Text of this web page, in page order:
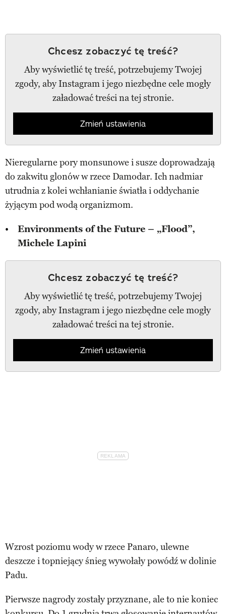
Chcesz zobaczyć tę treść?
Aby wyświetlić tę treść, potrzebujemy Twojej
zgody, aby Instagram i jego niezbędne cele mogły
załadować treści na tej stronie.
Zmień ustawienia
Nieregularne pory monsunowe i susze doprowadzają
do zakwitu glonów w rzece Damodar. Ich nadmiar
utrudnia z kolei wchłanianie światła i oddychanie
żyjącym pod wodą organizmom.
Environments of the Future – „Flood”,
Michele Lapini
Chcesz zobaczyć tę treść?
Aby wyświetlić tę treść, potrzebujemy Twojej
zgody, aby Instagram i jego niezbędne cele mogły
załadować treści na tej stronie.
Zmień ustawienia
Wzrost poziomu wody w rzece Panaro, ulewne
deszcze i topniejący śnieg wywołały powódź w dolinie
Padu.
Pierwsze nagrody zostały przyznane, ale to nie koniec